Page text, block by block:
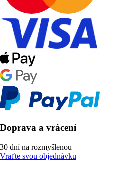
Doprava a vrácení
30 dní na rozmyšlenou
Vraťte svou objednávku